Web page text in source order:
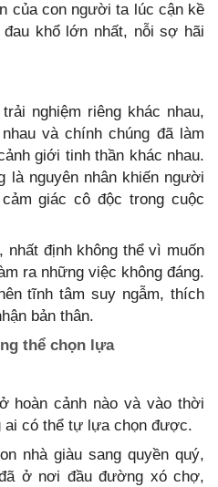
của con người ta lúc cận kề
khổ lớn nhất, nỗi sợ hãi
nghiệm riêng khác nhau,
và chính chúng đã làm
giới tinh thần khác nhau.
là nguyên nhân khiến người
giác cô độc trong cuộc
nhất định không thể vì muốn
ra những việc không đáng.
tĩnh tâm suy ngẫm, thích
bản thân.
thể chọn lựa
hoàn cảnh nào và vào thời
ai có thể tự lựa chọn được.
nhà giàu sang quyền quý,
ở nơi đầu đường xó chợ,